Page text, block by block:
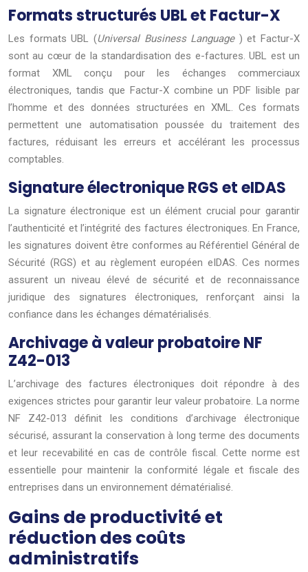
Formats structurés UBL et Factur-X
Les formats UBL (Universal Business Language ) et Factur-X
sont au cœur de la standardisation des e-factures. UBL est un
format XML conçu pour les échanges commerciaux
électroniques, tandis que Factur-X combine un PDF lisible par
l’homme et des données structurées en XML. Ces formats
permettent une automatisation poussée du traitement des
factures, réduisant les erreurs et accélérant les processus
comptables.
Signature électronique RGS et eIDAS
La signature électronique est un élément crucial pour garantir
l’authenticité et l’intégrité des factures électroniques. En France,
les signatures doivent être conformes au Référentiel Général de
Sécurité (RGS) et au règlement européen eIDAS. Ces normes
assurent un niveau élevé de sécurité et de reconnaissance
juridique des signatures électroniques, renforçant ainsi la
confiance dans les échanges dématérialisés.
Archivage à valeur probatoire NF
Z42-013
L’archivage des factures électroniques doit répondre à des
exigences strictes pour garantir leur valeur probatoire. La norme
NF Z42-013 définit les conditions d’archivage électronique
sécurisé, assurant la conservation à long terme des documents
et leur recevabilité en cas de contrôle fiscal. Cette norme est
essentielle pour maintenir la conformité légale et fiscale des
entreprises dans un environnement dématérialisé.
Gains de productivité et
réduction des coûts
administratifs